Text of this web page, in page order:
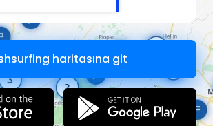
haritasına git